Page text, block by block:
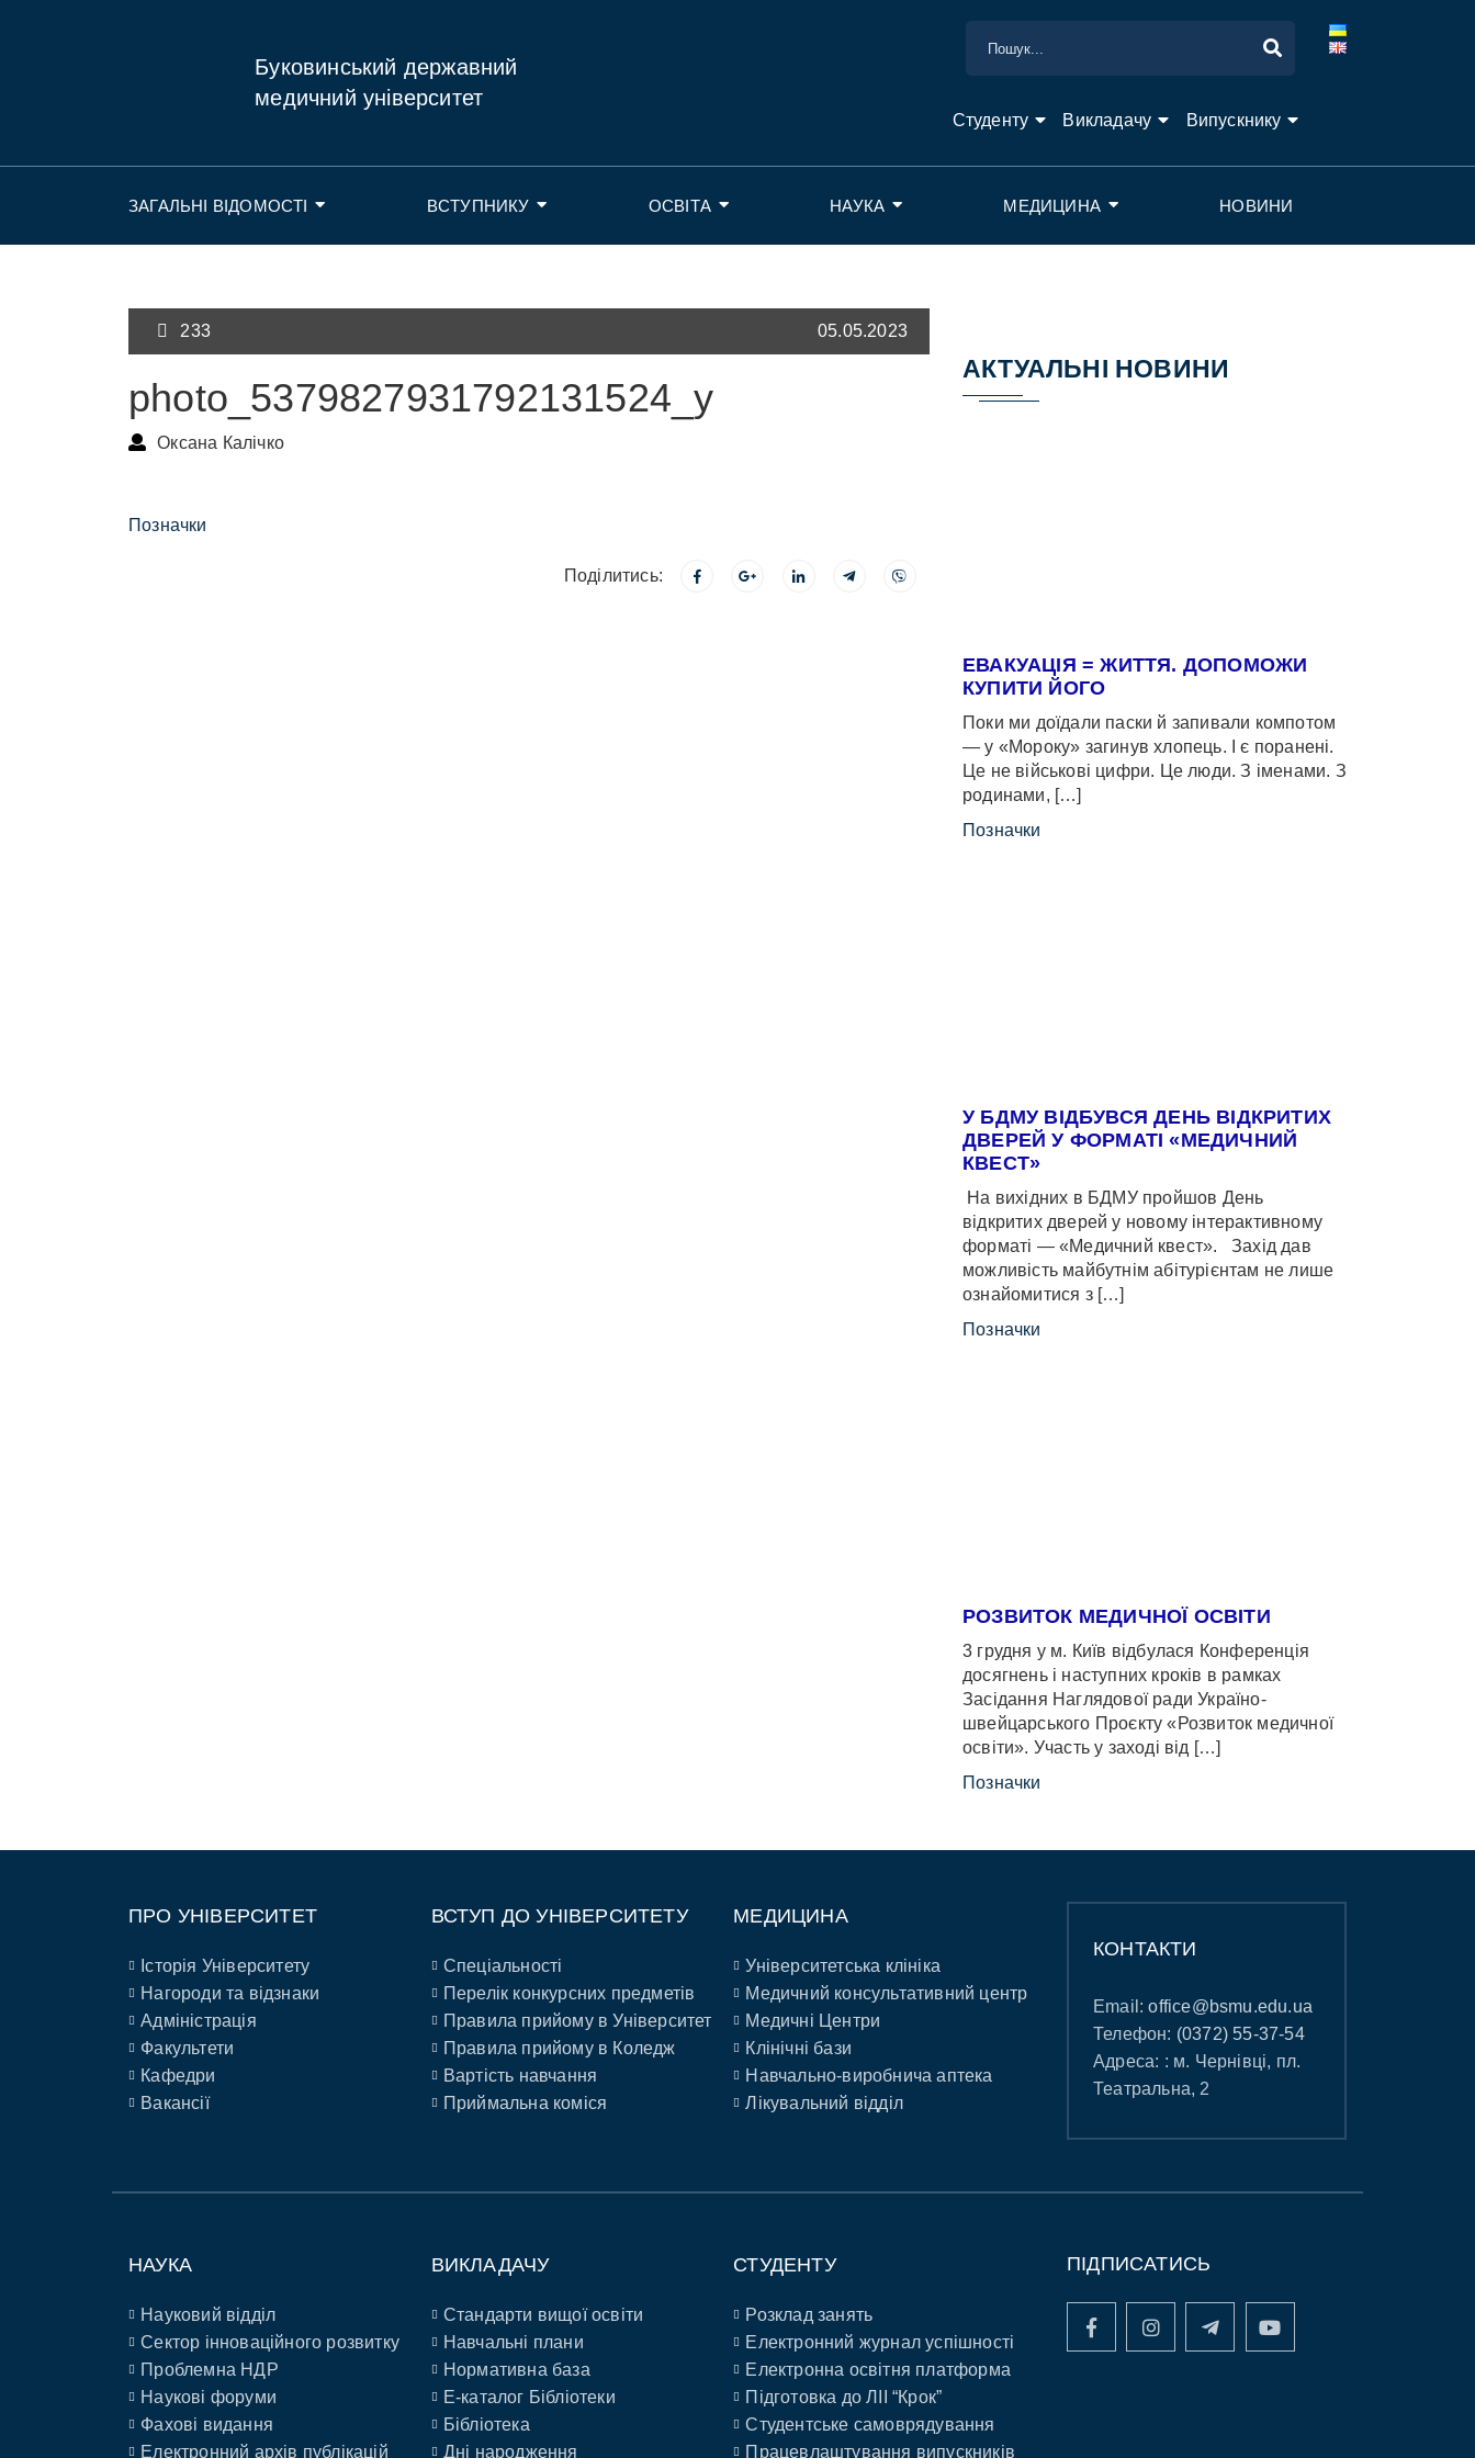
Буковинський державний
медичний університет
Студенту Викладачу Випускнику
ЗАГАЛЬНІ ВІДОМОСТІ ВСТУПНИКУ ОСВІТА НАУКА МЕДИЦИНА НОВИНИ
233 05.05.2023
photo_5379827931792131524_y
Оксана Калічко
Позначки
Поділитись:
АКТУАЛЬНІ НОВИНИ
ЕВАКУАЦІЯ = ЖИТТЯ. ДОПОМОЖИ
КУПИТИ ЙОГО
Поки ми доїдали паски й запивали компотом
— у «Мороку» загинув хлопець. І є поранені.
Це не військові цифри. Це люди. З іменами. З
родинами, […]
Позначки
У БДМУ ВІДБУВСЯ ДЕНЬ ВІДКРИТИХ
ДВЕРЕЙ У ФОРМАТІ «МЕДИЧНИЙ
КВЕСТ»
На вихідних в БДМУ пройшов День
відкритих дверей у новому інтерактивному
форматі — «Медичний квест». Захід дав
можливість майбутнім абітурієнтам не лише
ознайомитися з […]
Позначки
РОЗВИТОК МЕДИЧНОЇ ОСВІТИ
3 грудня у м. Київ відбулася Конференція
досягнень і наступних кроків в рамках
Засідання Наглядової ради Україно-
швейцарського Проєкту «Розвиток медичної
освіти». Участь у заході від […]
Позначки
ПРО УНІВЕРСИТЕТ
Історія Університету
Нагороди та відзнаки
Адміністрація
Факультети
Кафедри
Вакансії
ВСТУП ДО УНІВЕРСИТЕТУ
Спеціальності
Перелік конкурсних предметів
Правила прийому в Університет
Правила прийому в Коледж
Вартість навчання
Приймальна коміся
МЕДИЦИНА
Університетська клініка
Медичний консультативний центр
Медичні Центри
Клінічні бази
Навчально-виробнича аптека
Лікувальний відділ
КОНТАКТИ
Email:office@bsmu.edu.ua
Телефон: (0372) 55-37-54
Адреса: : м. Чернівці, пл.
Театральна, 2
НАУКА
Науковий відділ
Сектор інноваційного розвитку
Проблемна НДР
Наукові форуми
Фахові видання
Електронний архів публікацій
ВИКЛАДАЧУ
Стандарти вищої освіти
Навчальні плани
Нормативна база
E-каталог Бібліотеки
Бібліотека
Дні народження
СТУДЕНТУ
Розклад занять
Електронний журнал успішності
Електронна освітня платформа
Підготовка до ЛІІ “Крок”
Студентське самоврядування
Працевлаштування випускників
ПІДПИСАТИСЬ